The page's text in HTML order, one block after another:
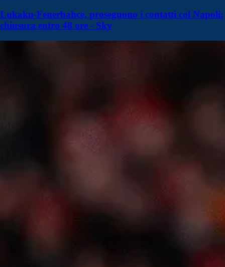
Lukaku-Fenerbahce, proseguono i contatti col Napoli:
chiusura entro 48 ore - Sky